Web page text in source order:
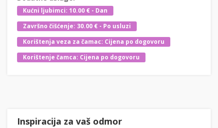
Kućni ljubimci: 10.00 € - Dan
Završno čišćenje: 30.00 € - Po usluzi
Korištenja veza za čamac: Cijena po dogovoru
Korištenje čamca: Cijena po dogovoru
Inspiracija za vaš odmor